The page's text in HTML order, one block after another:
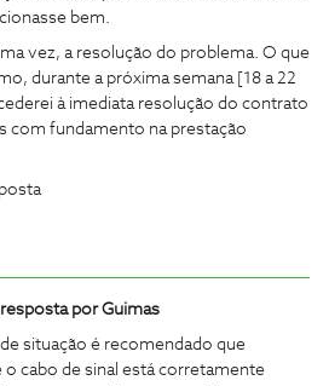
bem.
vez, a resolução do problema. O que
durante a próxima semana [18 a 22
à imediata resolução do contrato
com fundamento na prestação
porGuimas
situação é recomendado que
o cabo de sinal está corretamente